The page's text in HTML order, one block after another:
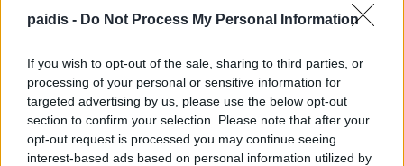
paidis - Do Not Process My Personal Information
If you wish to opt-out of the sale, sharing to third parties, or
processing of your personal or sensitive information for
targeted advertising by us, please use the below opt-out
section to confirm your selection. Please note that after your
opt-out request is processed you may continue seeing
interest-based ads based on personal information utilized by